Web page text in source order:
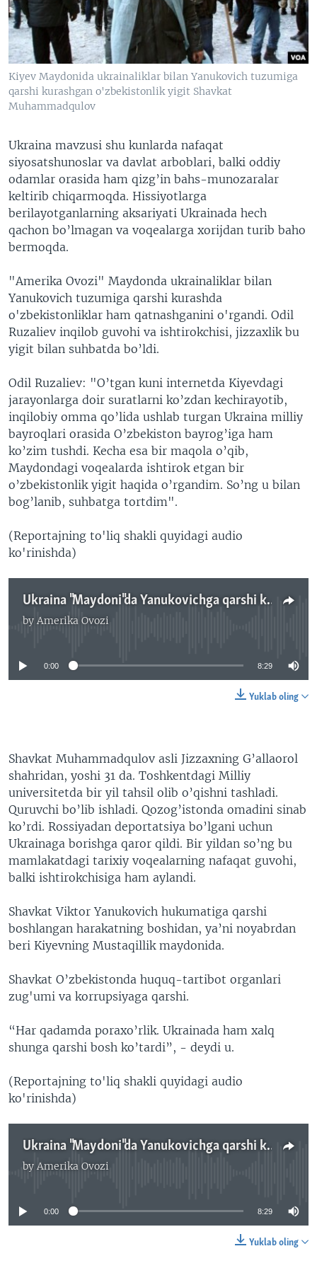
VIDEO
XABARLAR SURATLARDA
ODNOKLASSNIKI
TELEGRAM
TWITTER
SOUNDCLOUD
VOA
Kiyev Maydonida ukrainaliklar bilan Yanukovich tuzumiga
qarshi kurashgan o'zbekistonlik yigit Shavkat
Muhammadqulov
Ukraina mavzusi shu kunlarda nafaqat
siyosatshunoslar va davlat arboblari, balki oddiy
odamlar orasida ham qizg’in bahs-munozaralar
keltirib chiqarmoqda. Hissiyotlarga
berilayotganlarning aksariyati Ukrainada hech
qachon bo’lmagan va voqealarga xorijdan turib baho
bermoqda.
"Amerika Ovozi" Maydonda ukrainaliklar bilan
Yanukovich tuzumiga qarshi kurashda
o'zbekistonliklar ham qatnashganini o'rgandi. Odil
Ruzaliev inqilob guvohi va ishtirokchisi, jizzaxlik bu
yigit bilan suhbatda bo’ldi.
Odil Ruzaliev: "O’tgan kuni internetda Kiyevdagi
jarayonlarga doir suratlarni ko’zdan kechirayotib,
inqilobiy omma qo’lida ushlab turgan Ukraina milliy
bayroqlari orasida O’zbekiston bayrog’iga ham
ko’zim tushdi. Kecha esa bir maqola o’qib,
Maydondagi voqealarda ishtirok etgan bir
o’zbekistonlik yigit haqida o’rgandim. So’ng u bilan
bog’lanib, suhbatga tortdim".
(Reportajning to'liq shakli quyidagi audio
ko'rinishda)
Ukraina "Maydoni"da Yanukovichga qarshi kurashgan o'zbek yigiti
by Amerika Ovozi
No media source currently available
0:00 8:29
Yuklab oling
Shavkat Muhammadqulov asli Jizzaxning G’allaorol
shahridan, yoshi 31 da. Toshkentdagi Milliy
universitetda bir yil tahsil olib o’qishni tashladi.
Quruvchi bo’lib ishladi. Qozog’istonda omadini sinab
ko’rdi. Rossiyadan deportatsiya bo’lgani uchun
Ukrainaga borishga qaror qildi. Bir yildan so’ng bu
mamlakatdagi tarixiy voqealarning nafaqat guvohi,
balki ishtirokchisiga ham aylandi.
Shavkat Viktor Yanukovich hukumatiga qarshi
boshlangan harakatning boshidan, ya’ni noyabrdan
beri Kiyevning Mustaqillik maydonida.
Shavkat O’zbekistonda huquq-tartibot organlari
zug'umi va korrupsiyaga qarshi.
“Har qadamda poraxo’rlik. Ukrainada ham xalq
shunga qarshi bosh ko’tardi”, - deydi u.
(Reportajning to'liq shakli quyidagi audio
ko'rinishda)
Ukraina "Maydoni"da Yanukovichga qarshi kurashgan o'zbek yigiti
by Amerika Ovozi
No media source currently available
0:00 8:29
Yuklab oling